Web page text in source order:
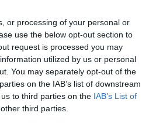
or processing of your personal or
use the below opt-out section to
request is processed you may
utilized by us or personal
You may separately opt-out of the
on the IAB’s list of downstream
to third parties on the IAB’s List of
third parties.